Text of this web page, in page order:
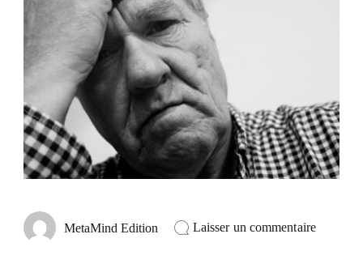
MetaMind Edition Laisser un commentairesur